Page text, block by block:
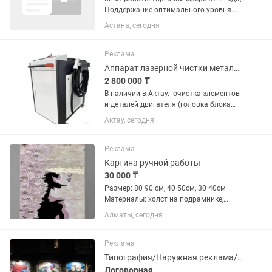
Поддержание оптимального уровня
объема продукции в розничных точках.
Строительные краски.
Астана, сегодня
Реклама
Аппарат лазерной чистки металла от ржавчины, нагара и т.п. 2000 ватт
2 800 000 ₸
В наличии в Актау. -очистка элементов
и деталей двигателя (головка блока
цилиндров, колодцы, поршни, клапаны)
от ржавчины, нагара, копоти, масла;-
зданий после...
Актау, сегодня
Реклама
Картина ручной работы
30 000 ₸
Размер: 80 90 см, 40 50см, 30 40см
Материалы: холст на подрамнике,
акриловые краски, золотая поталь,
текстурные элементы. Картина
минималистичном стиле. Золотые
акценты...
Алматы, сегодня
Реклама
Типография/Наружная реклама/Шелкография